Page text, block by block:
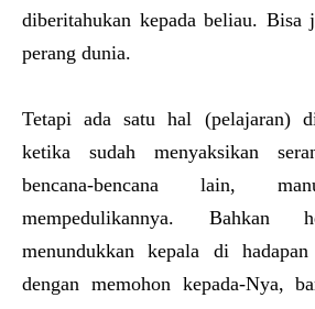
diberitahukan kepada beliau. Bisa
perang dunia.
Tetapi ada satu hal (pelajaran)
ketika sudah menyaksikan
bencana-bencana lain,
mempedulikannya. Bahkan
menundukkan kepala di
dengan memohon kepada-Nya,